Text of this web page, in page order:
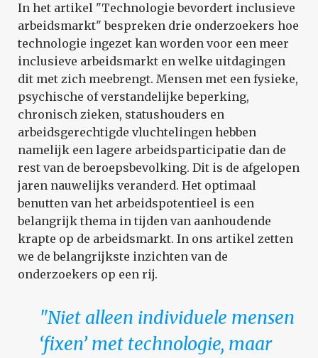
In het artikel "Technologie bevordert inclusieve
arbeidsmarkt" bespreken drie onderzoekers hoe
technologie ingezet kan worden voor een meer
inclusieve arbeidsmarkt en welke uitdagingen
dit met zich meebrengt. Mensen met een fysieke,
psychische of verstandelijke beperking,
chronisch zieken, statushouders en
arbeidsgerechtigde vluchtelingen hebben
namelijk een lagere arbeidsparticipatie dan de
rest van de beroepsbevolking. Dit is de afgelopen
jaren nauwelijks veranderd. Het optimaal
benutten van het arbeidspotentieel is een
belangrijk thema in tijden van aanhoudende
krapte op de arbeidsmarkt. In ons artikel zetten
we de belangrijkste inzichten van de
onderzoekers op een rij.
"Niet alleen individuele mensen
‘fixen’ met technologie, maar